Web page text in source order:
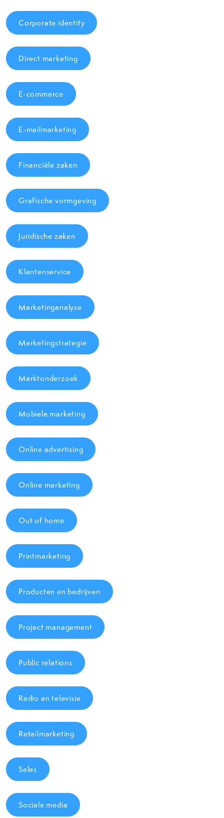
Corporate identity
Direct marketing
E-commerce
E-mailmarketing
Financiële zaken
Grafische vormgeving
Juridische zaken
Klantenservice
Marketinganalyse
Marketingstrategie
Marktonderzoek
Mobiele marketing
Online advertising
Online marketing
Out of home
Printmarketing
Producten en bedrijven
Project management
Public relations
Radio en televisie
Retailmarketing
Sales
Sociale media